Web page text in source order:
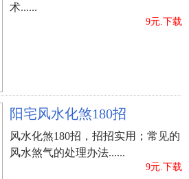
术......
9元.下载
阳宅风水化煞180招
风水化煞180招，招招实用；常见的
风水煞气的处理办法......
9元.下载